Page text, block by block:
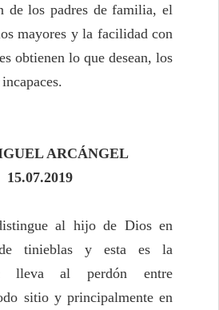
de los padres de familia, el
mayores y la facilidad con
obtienen lo que desean, los
ARCÁNGEL
15.07.2019
al hijo de Dios en
tinieblas y esta es la
lleva al perdón entre
sitio y principalmente en